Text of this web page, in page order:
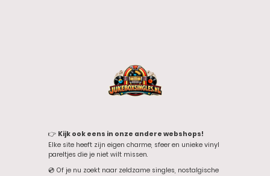
👉 Kijk ook eens in onze andere webshops!
Elke site heeft zijn eigen charme, sfeer en unieke vinyl
pareltjes die je niet wilt missen.
💿 Of je nu zoekt naar zeldzame singles, nostalgische